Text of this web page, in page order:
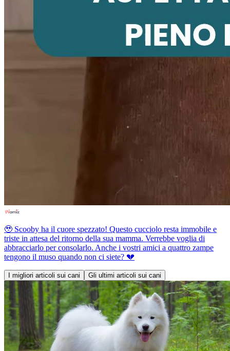
🥹 Scooby ha il cuore spezzato! Questo cucciolo resta immobile e
triste in attesa del ritorno della sua mamma. Verrebbe voglia di
abbracciarlo per consolarlo. Anche i vostri amici a quattro zampe
tengono il muso quando non ci siete? 💔
I migliori articoli sui cani Gli ultimi articoli sui cani